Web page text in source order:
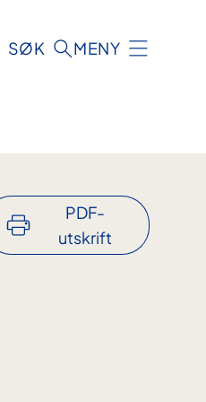
SØK MENY
PDF-
utskrift